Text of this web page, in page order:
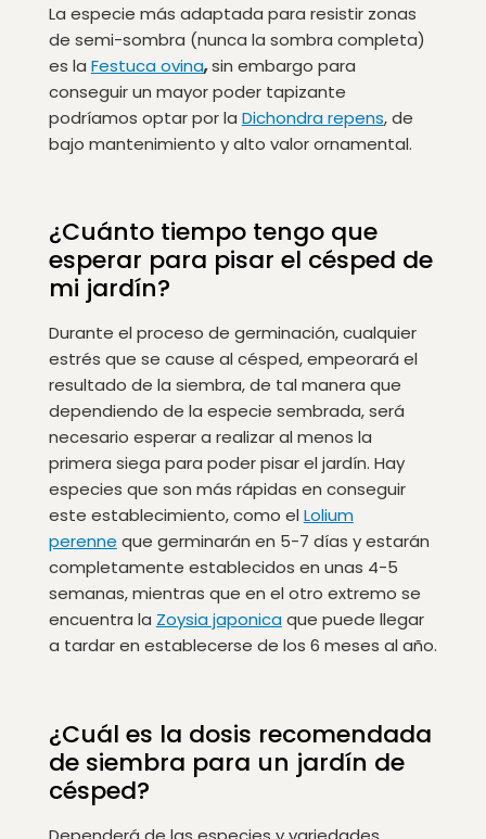
La especie más adaptada para resistir zonas
de semi-sombra (nunca la sombra completa)
es la Festuca ovina,sin embargo para
conseguir un mayor poder tapizante
podríamos optar por la Dichondra repens, de
bajo mantenimiento y alto valor ornamental.
¿Cuánto tiempo tengo que
esperar para pisar el césped de
mi jardín?
Durante el proceso de germinación, cualquier
estrés que se cause al césped, empeorará el
resultado de la siembra, de tal manera que
dependiendo de la especie sembrada, será
necesario esperar a realizar al menos la
primera siega para poder pisar el jardín. Hay
especies que son más rápidas en conseguir
este establecimiento, como el Lolium
perenne que germinarán en 5-7 días y estarán
completamente establecidos en unas 4-5
semanas, mientras que en el otro extremo se
encuentra la Zoysia japonica que puede llegar
a tardar en establecerse de los 6 meses al año.
¿Cuál es la dosis recomendada
de siembra para un jardín de
césped?